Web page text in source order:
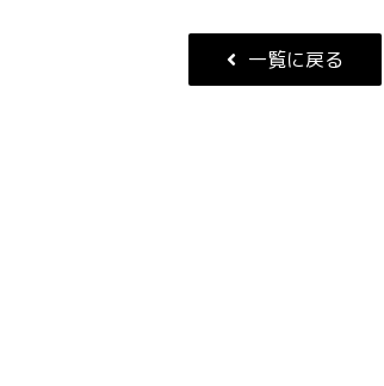
一覧に戻る